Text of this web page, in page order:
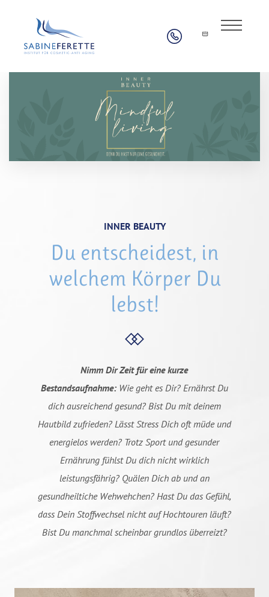
INNER BEAUTY
Du entscheidest, in
welchem Körper Du
lebst!
Nimm Dir Zeit für eine kurze
Bestandsaufnahme: Wie geht es Dir? Ernährst Du
dich ausreichend gesund? Bist Du mit deinem
Hautbild zufrieden? Lässt Stress Dich oft müde und
energielos werden? Trotz Sport und gesunder
Ernährung fühlst Du dich nicht wirklich
leistungsfährig? Quälen Dich ab und an
gesundheiltiche Wehwehchen? Hast Du das Gefühl,
dass Dein Stoffwechsel nicht auf Hochtouren läuft?
Bist Du manchmal scheinbar grundlos überreizt?